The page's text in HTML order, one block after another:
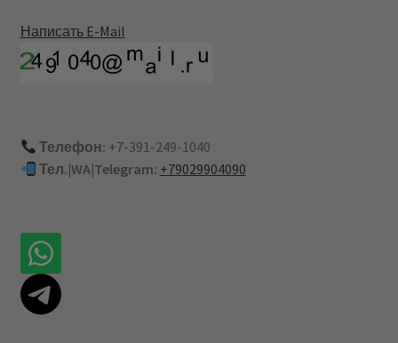
Написать E-Mail
Телефон: +7-391-249-1040
Тел.|WA|Telegram: +79029904090